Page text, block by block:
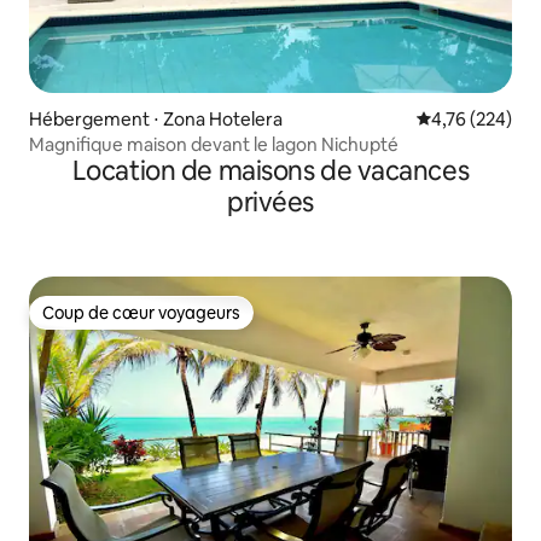
Hébergement ⋅ Zona Hotelera Évaluation
4,76 (224)
Magnifique maison devant le lagon Nichupté
Location de maisons de vacances
privées
Coup de cœur voyageurs
Coup de cœur voyageurs